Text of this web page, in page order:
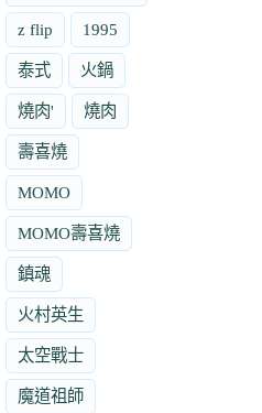
z flip 1995
泰式 火鍋
燒肉' 燒肉
壽喜燒
MOMO
MOMO壽喜燒
鎮魂
火村英生
太空戰士
魔道祖師